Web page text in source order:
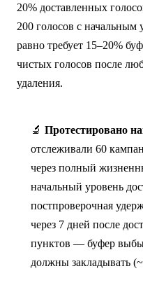
20% доставленных
200 голосов с начальным
равно требует 15–20%
чистых голосов после
удаления.
🔬 Протестировано
отслеживали 60
через полный
начальный уровень
постпроверочная
через 7 дней после
пунктов — буфер
должны закладывать